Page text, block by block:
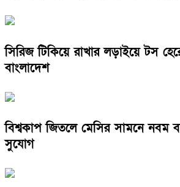
সিরিজ টিকিয়ে রাখার লড়াইয়ে টস
বাংলাদেশ
বিশ্বকাপ জিতলে মেসির সামনে নবম
সুযোগ